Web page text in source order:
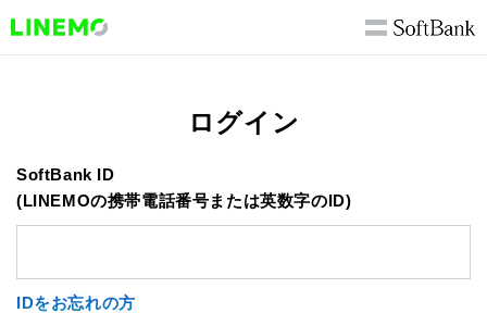
ログイン
SoftBank ID
(LINEMOの携帯電話番号または英数字のID)
IDをお忘れの方